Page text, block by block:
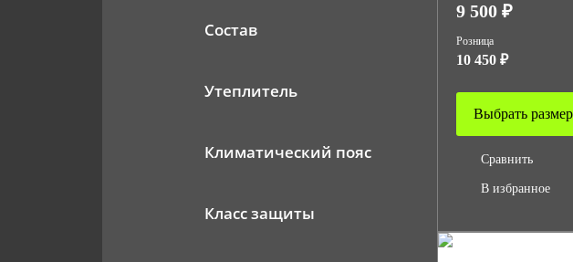
Состав
Утеплитель
Климатический пояс
Класс защиты
9 500 ₽
Розница
10 450 ₽
Выбрать размер
Сравнить
В избранное